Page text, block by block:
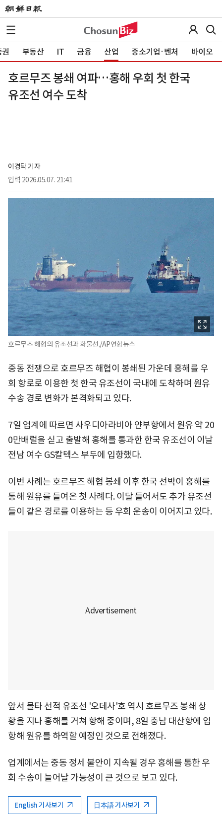
부동산 IT 금융 산업 중소기업·벤처 바이오
호르무즈 봉쇄 여파…홍해 우회 첫 한국
유조선 여수 도착
이경탁 기자
입력 2026.05.07. 21:41
호르무즈 해협의 유조선과 화물선./AP연합뉴스
중동 전쟁으로 호르무즈 해협이 봉쇄된 가운데 홍해를 우
회 항로로 이용한 첫 한국 유조선이 국내에 도착하며 원유
수송 경로 변화가 본격화되고 있다.
7일 업계에 따르면 사우디아라비아 얀부항에서 원유 약 20
0만배럴을 싣고 출발해 홍해를 통과한 한국 유조선이 이날
전남 여수 GS칼텍스 부두에 입항했다.
이번 사례는 호르무즈 해협 봉쇄 이후 한국 선박이 홍해를
통해 원유를 들여온 첫 사례다. 이달 들어서도 추가 유조선
들이 같은 경로를 이용하는 등 우회 운송이 이어지고 있다.
앞서 몰타 선적 유조선 '오데사'호 역시 호르무즈 봉쇄 상
황을 지나 홍해를 거쳐 항해 중이며, 8일 충남 대산항에 입
항해 원유를 하역할 예정인 것으로 전해졌다.
업계에서는 중동 정세 불안이 지속될 경우 홍해를 통한 우
회 수송이 늘어날 가능성이 큰 것으로 보고 있다.
English 기사보기 日本語 기사보기